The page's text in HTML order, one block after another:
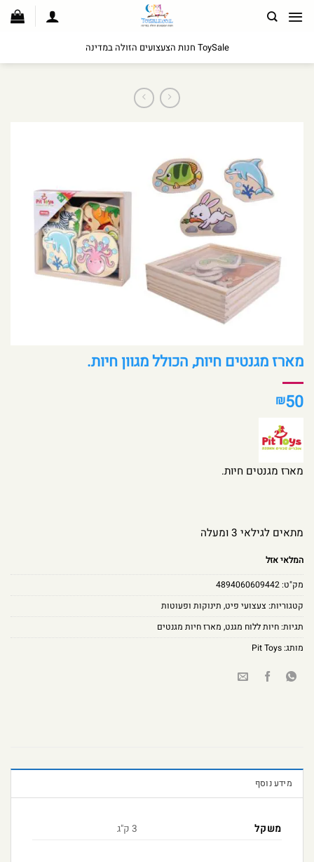
לתוכן
ToySale חנות הצעצועים הזולה במדינה
מארז מגנטים חיות, הכולל מגוון חיות.
₪50
מארז מגנטים חיות.
מתאים לגילאי 3 ומעלה
המלאי אזל
מק"ט:4894060609442
קטגוריות: צעצועי פיט, תינוקות ופעוטות
תגיות:חיות ללוח מגנט, מארז חיות מגנטים
מותג:Pit Toys
מידע נוסף
משקל 3 ק"ג